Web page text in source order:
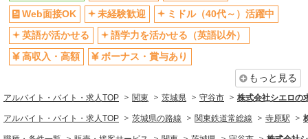
販売・接客サービス
家電・携帯販売
同じ特徴から求人を探す
ミドル（40代～）活躍中
Web面接OK
未経験歓迎
ミドル（40代～）活躍中
英語が活かせる
語学力を活かせる（英語以外）
高収入・高額
ボーナス・賞与あり
もっと見る
アルバイト・バイト・求人TOP 関東 茨城県 守谷市 株式会社シエロの
アルバイト・バイト・求人TOP 茨城県の路線 関東鉄道常総線 寺原駅